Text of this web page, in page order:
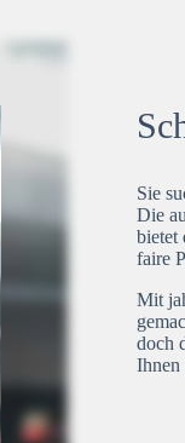
Sie
Die
bietet
faire
Mit
doch
Ihnen